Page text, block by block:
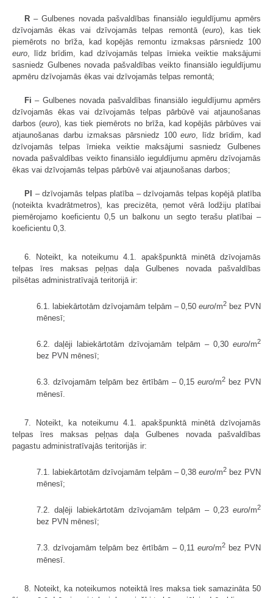
R – Gulbenes novada pašvaldības finansiālo ieguldījumu apmērs
dzīvojamās ēkas vai dzīvojamās telpas remontā (euro), kas tiek
piemērots no brīža, kad kopējās remontu izmaksas pārsniedz 100
euro , līdz brīdim, kad dzīvojamās telpas īrnieka veiktie maksājumi
sasniedz Gulbenes novada pašvaldības veikto finansiālo ieguldījumu
apmēru dzīvojamās ēkas vai dzīvojamās telpas remontā;
Fi – Gulbenes novada pašvaldības finansiālo ieguldījumu apmērs
dzīvojamās ēkas vai dzīvojamās telpas pārbūvē vai atjaunošanas
darbos (euro), kas tiek piemērots no brīža, kad kopējās pārbūves vai
atjaunošanas darbu izmaksas pārsniedz 100euro , līdz brīdim, kad
dzīvojamās telpas īrnieka veiktie maksājumi sasniedz Gulbenes
novada pašvaldības veikto finansiālo ieguldījumu apmēru dzīvojamās
ēkas vai dzīvojamās telpas pārbūvē vai atjaunošanas darbos;
Pl – dzīvojamās telpas platība – dzīvojamās telpas kopējā platība
(noteikta kvadrātmetros), kas precizēta, ņemot vērā lodžiju platībai
piemērojamo koeficientu 0,5 un balkonu un segto terašu platībai –
koeficientu 0,3.
6. Noteikt, ka noteikumu 4.1. apakšpunktā minētā dzīvojamās
telpas īres maksas peļņas daļa Gulbenes novada pašvaldības
pilsētas administratīvajā teritorijā ir:
6.1. labiekārtotām dzīvojamām telpām – 0,50 euro/m2 bez PVN
mēnesī;
6.2. daļēji labiekārtotām dzīvojamām telpām – 0,30 euro/m2
bez PVN mēnesī;
6.3. dzīvojamām telpām bez ērtībām – 0,15 euro/m2 bez PVN
mēnesī.
7. Noteikt, ka noteikumu 4.1. apakšpunktā minētā dzīvojamās
telpas īres maksas peļņas daļa Gulbenes novada pašvaldības
pagastu administratīvajās teritorijās ir:
7.1. labiekārtotām dzīvojamām telpām – 0,38 euro/m2 bez PVN
mēnesī;
7.2. daļēji labiekārtotām dzīvojamām telpām – 0,23 euro/m2
bez PVN mēnesī;
7.3. dzīvojamām telpām bez ērtībām – 0,11 euro/m2bez PVN
mēnesī.
8. Noteikt, ka noteikumos noteiktā īres maksa tiek samazināta 50